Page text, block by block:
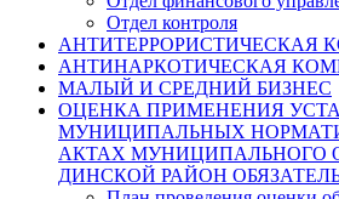
Отдел контроля
АНТИТЕРРОРИСТИЧЕСКАЯ
АНТИНАРКОТИЧЕСКАЯ
МАЛЫЙ И СРЕДНИЙ БИЗНЕС
ОЦЕНКА ПРИМЕНЕНИЯ
МУНИЦИПАЛЬНЫХ
АКТАХ МУНИЦИПАЛЬНОГО
ДИНСКОЙ РАЙОН